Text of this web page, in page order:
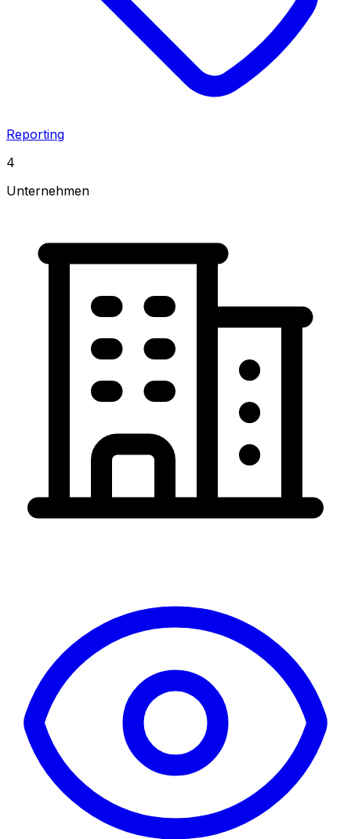
Reporting
4
Unternehmen